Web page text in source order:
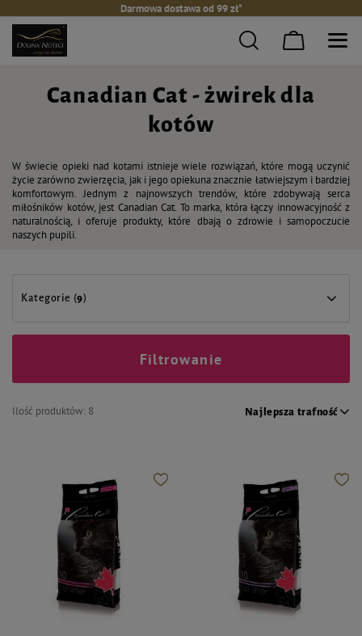
Darmowa dostawa od 99 zł*
Canadian Cat - żwirek dla
kotów
W świecie opieki nad kotami istnieje wiele rozwiązań, które mogą uczynić
życie zarówno zwierzęcia, jak i jego opiekuna znacznie łatwiejszym i bardziej
komfortowym. Jednym z najnowszych trendów, które zdobywają serca
miłośników kotów, jest Canadian Cat. To marka, która łączy innowacyjność z
naturalnością, i oferuje produkty, które dbają o zdrowie i samopoczucie
naszych pupili.
Kategorie (9)
Ilość produktów: 8 Najlepsza trafność
Filtrowanie